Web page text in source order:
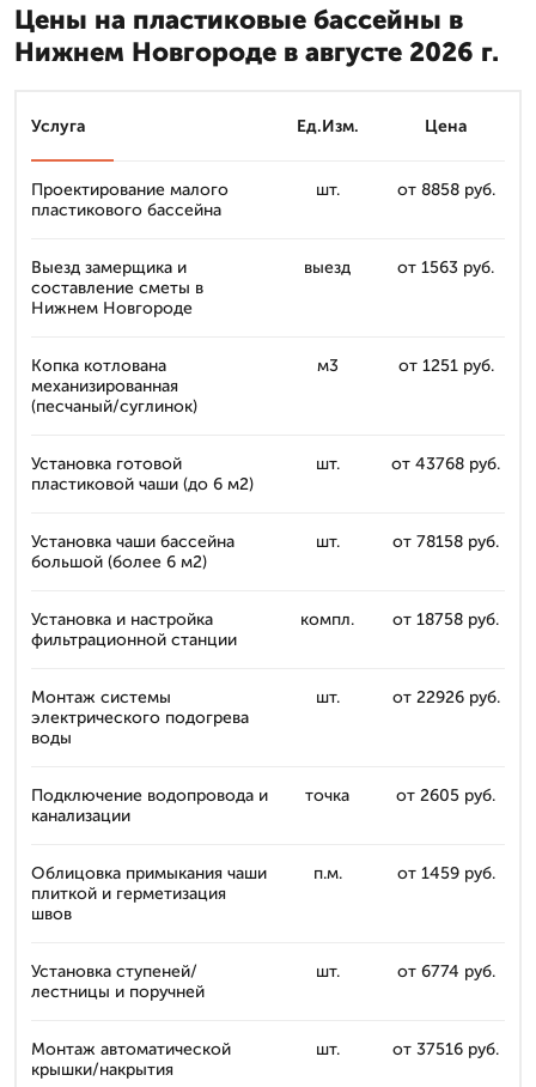
Цены на пластиковые бассейны в
Нижнем Новгороде в августе 2026 г.
Услуга Ед.Изм. Цена
Проектирование малого
пластикового бассейна
шт. от 8858 руб.
Выезд замерщика и
составление сметы в
Нижнем Новгороде
выезд от 1563 руб.
Копка котлована
механизированная
(песчаный/суглинок)
м3 от 1251 руб.
Установка готовой
пластиковой чаши (до 6 м2)
шт. от 43768 руб.
Установка чаши бассейна
большой (более 6 м2)
шт. от 78158 руб.
Установка и настройка
фильтрационной станции
компл. от 18758 руб.
Монтаж системы
электрического подогрева
воды
шт. от 22926 руб.
Подключение водопровода и
канализации
точка от 2605 руб.
Облицовка примыкания чаши
плиткой и герметизация
швов
п.м. от 1459 руб.
Установка ступеней/
лестницы и поручней
шт. от 6774 руб.
Монтаж автоматической
крышки/накрытия
шт. от 37516 руб.